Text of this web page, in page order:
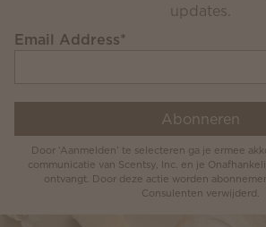
updates.
Email Address*
Abonneren
Door ‘Aanmelden’ te selecteren ga je ermee
communicatie van Scentsy, Inc. en je
ontvangt. Door deze actie worden
Consulenten verwijderd.